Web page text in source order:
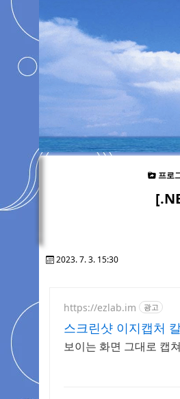
프로
2023. 7. 3. 15:30
https://ezlab.im 광고
스크린샷 이지캡처
보이는 화면 그대로 캡